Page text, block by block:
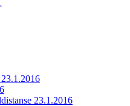
23.1.2016